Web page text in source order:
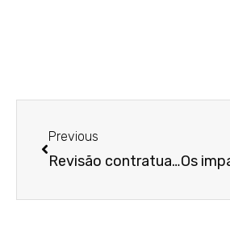
Previous
Revisão contratual: o que é e como fazer?